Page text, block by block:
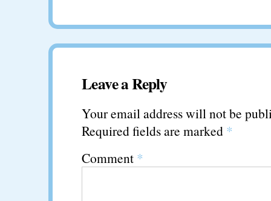
Leave a Reply
Your email address will not be
Required fields are marked *
Comment *